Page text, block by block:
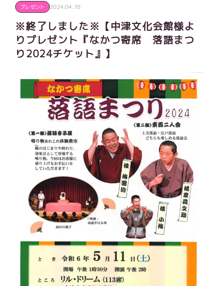
プレゼント 2024.04.18
※終了しました※【中津文化会館様よ
りプレゼント『なかつ寄席 落語まつ
り2024チケット』】